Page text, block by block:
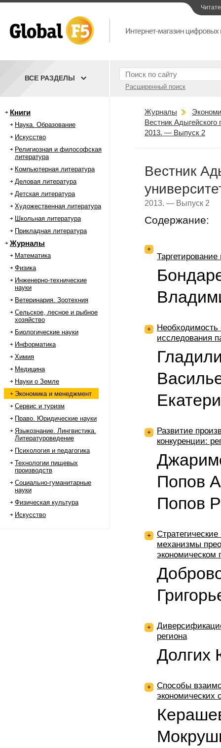
Расширенный поиск
ВСЕ РАЗДЕЛЫ
Книги
Наука. Образование
Искусство
Религиозная и философская
литература
Компьютерная литература
Деловая литература
Детская литература
Художественная литература
Школьная литература
Прикладная литература
Журналы
Математика
Физика
Инженерно-технические
науки
Ветеринария. Зоотехния
Сельское, лесное и рыбное
хозяйство
Биологические науки
Информатика
Химия
Медицина
Науки о Земле
Экономика и менеджмент
Сервис и туризм
Право. Юридические науки
Языкознание. Лингвистика.
Литературоведение
Психология и педагогика
Технологии пищевых
производств
Социально-гуманитарные
науки
Физическая культура
Искусство
Журналы
Вестник Адыгейского
2013. — Выпуск 2
Вестник
2013. — Выпуск 2
Содержание:
+
+
Необходимость
исследования
+
Развитие
конкуренции:
Попов
Попов
+
механизмы
экономическом
+
региона
Долгих
+
Способы
экономических